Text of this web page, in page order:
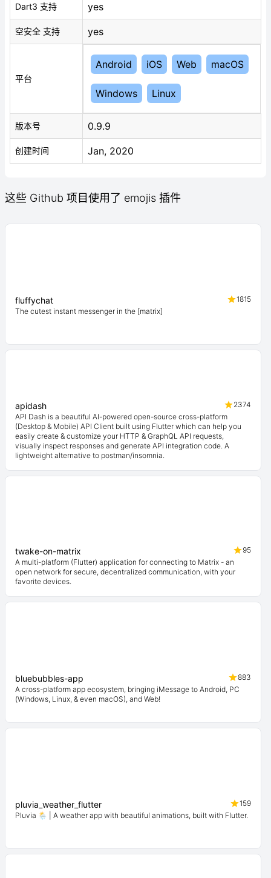
Dart3 支持 yes
空安全 支持 yes
平台
Android iOS Web macOS
Windows Linux
版本号 0.9.9
创建时间 Jan, 2020
这些 Github 项目使用了 emojis 插件
fluffychat
1815
The cutest instant messenger in the [matrix]
apidash
2374
API Dash is a beautiful AI-powered open-source cross-platform
(Desktop & Mobile) API Client built using Flutter which can help you
easily create & customize your HTTP & GraphQL API requests,
visually inspect responses and generate API integration code. A
lightweight alternative to postman/insomnia.
twake-on-matrix
95
A multi-platform (Flutter) application for connecting to Matrix - an
open network for secure, decentralized communication, with your
favorite devices.
bluebubbles-app
883
A cross-platform app ecosystem, bringing iMessage to Android, PC
(Windows, Linux, & even macOS), and Web!
pluvia_weather_flutter
159
Pluvia 🌦️ | A weather app with beautiful animations, built with Flutter.